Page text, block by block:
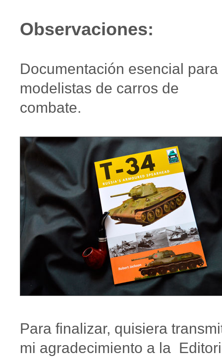
Observaciones:
Documentación esencial para
modelistas de carros de
combate.
Para finalizar, quisiera
mi agradecimiento a la